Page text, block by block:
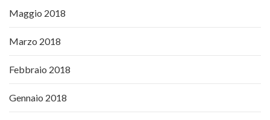
Maggio 2018
Marzo 2018
Febbraio 2018
Gennaio 2018